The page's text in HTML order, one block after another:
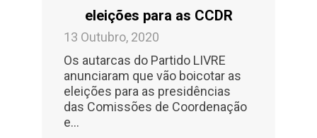
eleições para as CCDR
13 Outubro, 2020
Os autarcas do Partido LIVRE
anunciaram que vão boicotar as
eleições para as presidências
das Comissões de Coordenação
e...